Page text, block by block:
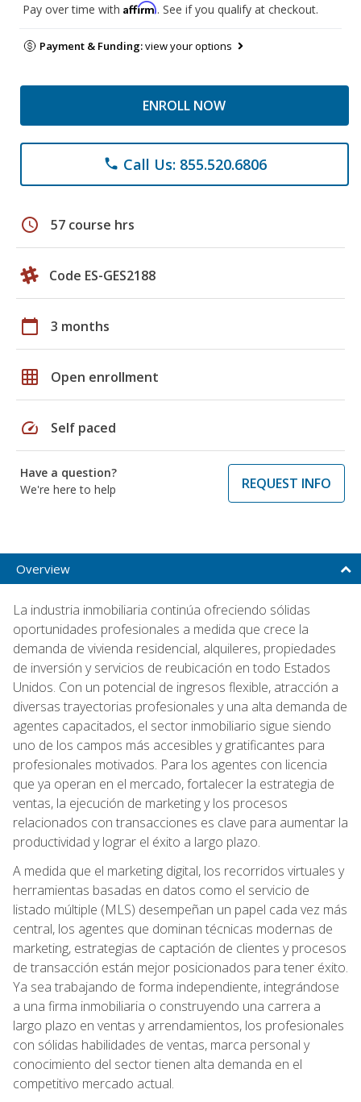
Pay over time with Affirm. See if you qualify at checkout.
Payment & Funding:view your options
ENROLL NOW
phone Call Us: 855.520.6806
schedule 57 course hrs
Code ES-GES2188
calendar_today 3 months
grid_on Open enrollment
speed Self paced
Have a question?
We're here to help
REQUEST INFO
Overview
La industria inmobiliaria continúa ofreciendo sólidas
oportunidades profesionales a medida que crece la
demanda de vivienda residencial, alquileres, propiedades
de inversión y servicios de reubicación en todo Estados
Unidos. Con un potencial de ingresos flexible, atracción a
diversas trayectorias profesionales y una alta demanda de
agentes capacitados, el sector inmobiliario sigue siendo
uno de los campos más accesibles y gratificantes para
profesionales motivados. Para los agentes con licencia
que ya operan en el mercado, fortalecer la estrategia de
ventas, la ejecución de marketing y los procesos
relacionados con transacciones es clave para aumentar la
productividad y lograr el éxito a largo plazo.
A medida que el marketing digital, los recorridos virtuales y
herramientas basadas en datos como el servicio de
listado múltiple (MLS) desempeñan un papel cada vez más
central, los agentes que dominan técnicas modernas de
marketing, estrategias de captación de clientes y procesos
de transacción están mejor posicionados para tener éxito.
Ya sea trabajando de forma independiente, integrándose
a una firma inmobiliaria o construyendo una carrera a
largo plazo en ventas y arrendamientos, los profesionales
con sólidas habilidades de ventas, marca personal y
conocimiento del sector tienen alta demanda en el
competitivo mercado actual.